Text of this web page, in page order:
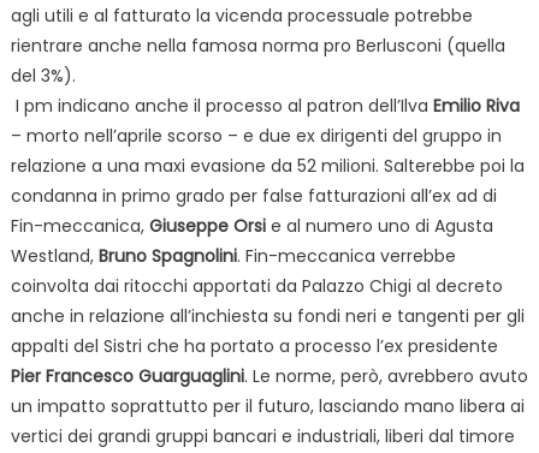
agli utili e al fatturato la vicenda processuale potrebbe
rientrare anche nella famosa norma pro Berlusconi (quella
del 3%).
I pm indicano anche il processo al patron dell’Ilva Emilio Riva
– morto nell’aprile scorso – e due ex dirigenti del gruppo in
relazione a una maxi evasione da 52 milioni. Salterebbe poi la
condanna in primo grado per false fatturazioni all’ex ad di
Fin-meccanica, Giuseppe Orsie al numero uno di Agusta
Westland, Bruno Spagnolini. Fin-meccanica verrebbe
coinvolta dai ritocchi apportati da Palazzo Chigi al decreto
anche in relazione all’inchiesta su fondi neri e tangenti per gli
appalti del Sistri che ha portato a processo l’ex presidente
Pier Francesco Guarguaglini. Le norme, però, avrebbero avuto
un impatto soprattutto per il futuro, lasciando mano libera ai
vertici dei grandi gruppi bancari e industriali, liberi dal timore